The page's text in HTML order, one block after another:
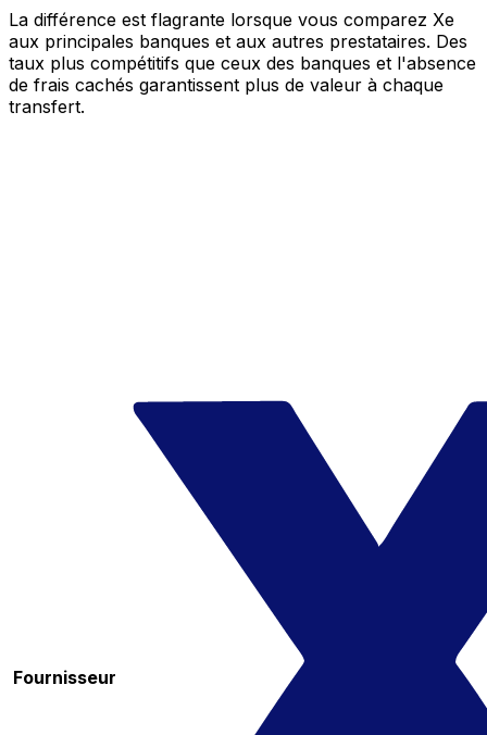
La différence est flagrante lorsque vous comparez Xe
aux principales banques et aux autres prestataires. Des
taux plus compétitifs que ceux des banques et l'absence
de frais cachés garantissent plus de valeur à chaque
transfert.
Fournisseur